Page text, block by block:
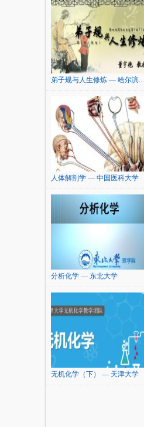
弟子规与人生修炼 — 哈尔滨...
人体解剖学 — 中国医科大学
分析化学 — 东北大学
无机化学（下） — 天津大学